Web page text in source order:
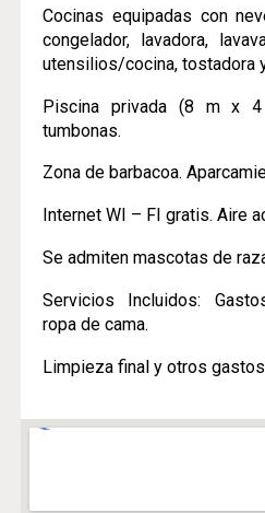
Cocinas equipadas con
congelador, lavadora,
utensilios/cocina, tostadora
Piscina privada (8 m x 4
tumbonas.
Zona de barbacoa.
Internet WI – FI gratis. Aire
Se admiten mascotas de
Servicios Incluidos:
ropa de cama.
Limpieza final y otros